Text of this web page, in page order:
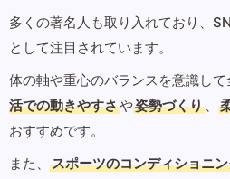
多くの著名人も取り入れており、
として注目されています。
体の軸や重心のバランスを意識して
活での動きやすさや姿勢づくり 、
おすすめです。
また、
スポーツのコンディショニ